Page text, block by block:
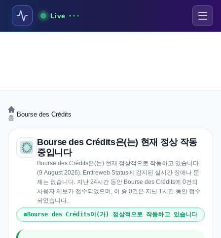
Live
홈 Bourse des Crédits
Bourse des Crédits은(는) 현재 정상 작동
중입니다
Bourse des Crédits은(는) 현재 정상적으로 작동하고 있습니다
(9 August 2026). Entireweb Status에 감지된 실시간 장애나 문
제는 없습니다. 지난 24시간 동안 Bourse des Crédits에 0건의
사용자 제보가 접수되었으며, 이 중 0건은 지난 1시간 동안 접수
되었습니다.
Bourse des Crédits이(가) 정상적으로 작동하고 있습니다